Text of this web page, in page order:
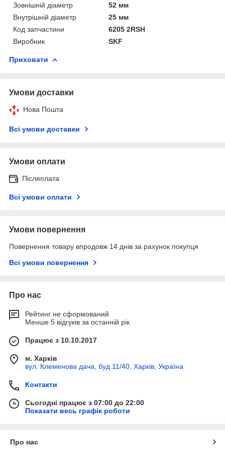
Зовнішній діаметр
52 мм
Внутрішній діаметр
25 мм
Код запчастини
6205 2RSH
Виробник
SKF
Приховати
Умови доставки
Нова Пошта
Всі умови доставки
Умови оплати
Післяплата
Всі умови оплати
Умови повернення
Повернення товару впродовж 14 днів за рахунок покупця
Всі умови повернення
Про нас
Рейтинг не сформований
Менше 5 відгуків за останній рік
Працює з 10.10.2017
м. Харків
вул. Клеменова дача, буд.11/40, Харків, Україна
Контакти
Сьогодні працює з 07:00 до 22:00
Показати весь графік роботи
Про нас